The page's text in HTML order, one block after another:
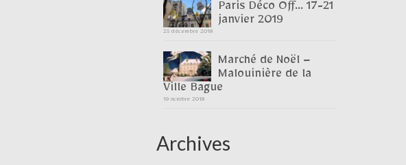
Paris Déco Off… 17-21
janvier 2019
25 décembre 2018
Marché de Noël –
Malouinière de la
Ville Bague
19 octobre 2018
Archives